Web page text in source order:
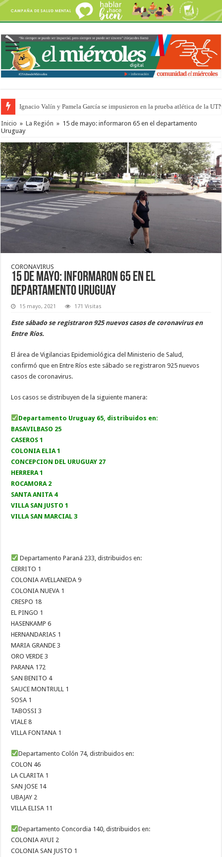
Ignacio Valín y Pamela García se impusieron en la prueba atlética de la
Traigo el litoral en mi canción: 100 años de Aníbal Sampayo
Inicio » La Región » 15 de mayo: informaron 65 en el departamento
Uruguay
CORONAVIRUS
15 de mayo: informaron 65 en el
departamento Uruguay
15 mayo, 2021 171 Visitas
Este sábado se registraron 925 nuevos casos de coronavirus en
Entre Ríos.
El área de Vigilancias Epidemiológica del Ministerio de Salud,
confirmó que en Entre Ríos este sábado se registraron 925 nuevos
casos de coronavirus.
Los casos se distribuyen de la siguiente manera:
Departamento Uruguay 65, distribuidos en:
BASAVILBASO 25
CASEROS 1
COLONIA ELIA 1
CONCEPCION DEL URUGUAY 27
HERRERA 1
ROCAMORA 2
SANTA ANITA 4
VILLA SAN JUSTO 1
VILLA SAN MARCIAL 3
Departamento Paraná 233, distribuidos en:
CERRITO 1
COLONIA AVELLANEDA 9
COLONIA NUEVA 1
CRESPO 18
EL PINGO 1
HASENKAMP 6
HERNANDARIAS 1
MARIA GRANDE 3
ORO VERDE 3
PARANA 172
SAN BENITO 4
SAUCE MONTRULL 1
SOSA 1
TABOSSI 3
VIALE 8
VILLA FONTANA 1
Departamento Colón 74, distribuidos en:
COLON 46
LA CLARITA 1
SAN JOSE 14
UBAJAY 2
VILLA ELISA 11
Departamento Concordia 140, distribuidos en:
COLONIA AYUI 2
COLONIA SAN JUSTO 1